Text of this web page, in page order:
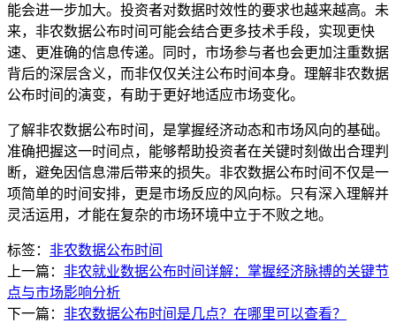
能会进一步加大。投资者对数据时效性的要求也越来越高。未
来，非农数据公布时间可能会结合更多技术手段，实现更快
速、更准确的信息传递。同时，市场参与者也会更加注重数据
背后的深层含义，而非仅仅关注公布时间本身。理解非农数据
公布时间的演变，有助于更好地适应市场变化。
了解非农数据公布时间，是掌握经济动态和市场风向的基础。
准确把握这一时间点，能够帮助投资者在关键时刻做出合理判
断，避免因信息滞后带来的损失。非农数据公布时间不仅是一
项简单的时间安排，更是市场反应的风向标。只有深入理解并
灵活运用，才能在复杂的市场环境中立于不败之地。
标签： 非农数据公布时间
上一篇： 非农就业数据公布时间详解：掌握经济脉搏的关键节
点与市场影响分析
下一篇： 非农数据公布时间是几点？在哪里可以查看？